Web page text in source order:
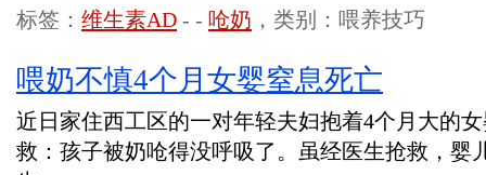
标签： 维生素AD - - 呛奶 ，类别：喂养技巧
喂奶不慎4个月女婴窒息死亡
近日家住西工区的一对年轻夫妇抱着4个月大的
救：孩子被奶呛得没呼吸了。虽经医生抢救，婴